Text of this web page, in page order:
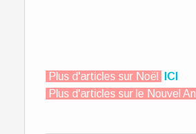
Plus d'articles sur Noël
ICI
Plus d'articles sur le Nouvel An